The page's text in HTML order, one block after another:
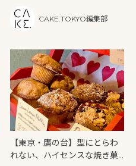
CAKE.TOKYO編集部
【東京・鷹の台】型にとらわ
れない、ハイセンスな焼き菓